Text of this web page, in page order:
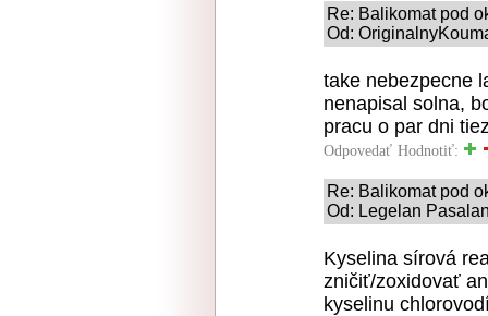
Re: Balikomat pod
Od:
take nebezpecne
nenapisal solna,
pracu o par dni
Odpovedať Hodnotiť:
Re: Balikomat pod
Od: Legelan
Kyselina sírová
zničiť/zoxidovať
kyselinu